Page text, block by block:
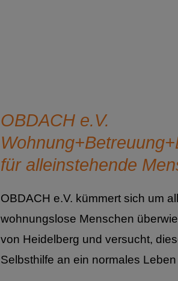
Guinea
Guinea-
Guyana
Haiti
OBDACH e.V.
für alleinstehende
OBDACH e.V. kümmert sich um
wohnungslose Menschen
von Heidelberg und versucht,
Selbsthilfe an ein normales